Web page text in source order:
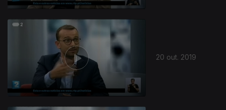
20 out. 2019